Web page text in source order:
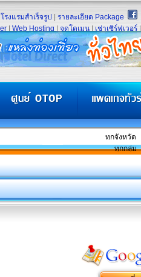
โรงแรมสำเร็จรูป
รายละเอียด Package
Web Hosting จดโดเมน เช่าเซิร์ฟเวอร์